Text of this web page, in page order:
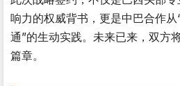
响力的权威背书，更是中巴合作从
通”的生动实践。未来已来，双方
篇章。